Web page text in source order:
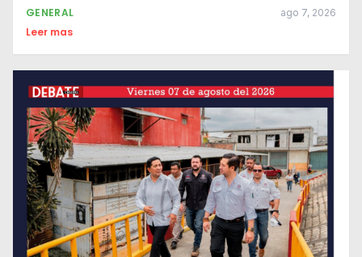
GENERAL ago 7, 2026
Leer mas